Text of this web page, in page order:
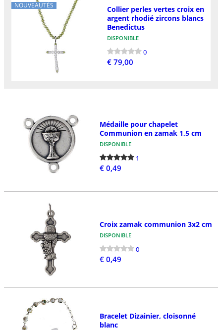
NOUVEAUTÉS
Collier perles vertes croix en
argent rhodié zircons blancs
Benedictus
DISPONIBLE
0
€ 79,00
Médaille pour chapelet
Communion en zamak 1,5 cm
DISPONIBLE
1
€ 0,49
Croix zamak communion 3x2 cm
DISPONIBLE
0
€ 0,49
Bracelet Dizainier, cloisonné
blanc